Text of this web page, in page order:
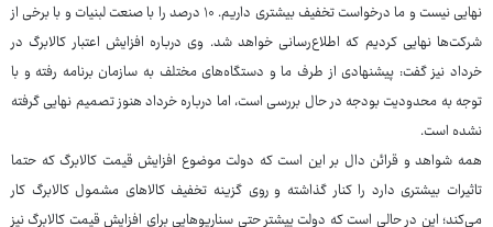
نهایی نیست و ما درخواست تخفیف بیشتری داریم. ۱۰ درصد را با صنعت لبنیات و با برخی از
شرکت‌ها نهایی کردیم که اطلاع‌رسانی خواهد شد. وی درباره افزایش اعتبار کالابرگ در
خرداد نیز گفت: پیشنهادی از طرف ما و دستگاه‌های مختلف به سازمان برنامه رفته و با
توجه به محدودیت بودجه در حال بررسی است، اما درباره خرداد هنوز تصمیم نهایی گرفته
نشده است.
همه شواهد و قرائن دال بر این است که دولت موضوع افزایش قیمت کالابرگ که حتما
تاثیرات بیشتری دارد را کنار گذاشته و روی گزینه تخفیف کالاهای مشمول کالابرگ کار
می‌کند؛ این در حالی است که دولت پیشتر حتی سناریوهایی برای افزایش قیمت کالابرگ نیز